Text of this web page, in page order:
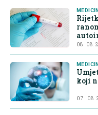
08. 08.
koji
07. 08.